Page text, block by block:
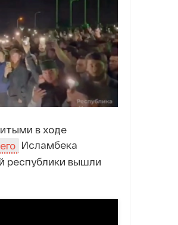
в ходе
Исламбека
республики вышли